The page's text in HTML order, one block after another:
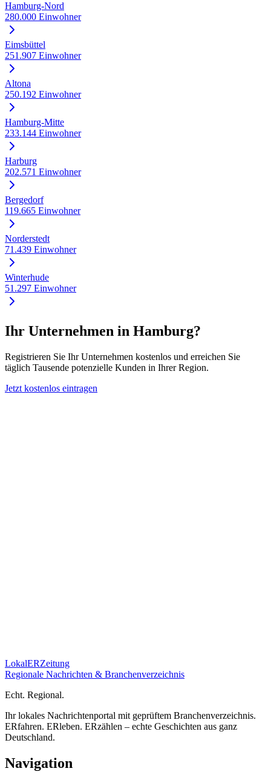
Hamburg-Nord
280.000 Einwohner
Eimsbüttel
251.907 Einwohner
Altona
250.192 Einwohner
Hamburg-Mitte
233.144 Einwohner
Harburg
202.571 Einwohner
Bergedorf
119.665 Einwohner
Norderstedt
71.439 Einwohner
Winterhude
51.297 Einwohner
Ihr Unternehmen in Hamburg?
Registrieren Sie Ihr Unternehmen kostenlos und erreichen Sie
täglich Tausende potenzielle Kunden in Ihrer Region.
Jetzt kostenlos eintragen
LokalERZeitung
Regionale Nachrichten & Branchenverzeichnis
Echt. Regional.
Ihr lokales Nachrichtenportal mit geprüftem Branchenverzeichnis.
ERfahren. ERleben. ERzählen – echte Geschichten aus ganz
Deutschland.
Navigation